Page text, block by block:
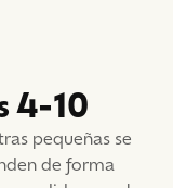
4-10
pequeñas se
de forma